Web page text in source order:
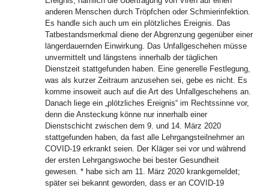
anderen Menschen durch Tröpfchen oder Schmierinfektion.
Es handle sich auch um ein plötzliches Ereignis. Das
Tatbestandsmerkmal diene der Abgrenzung gegenüber einer
längerdauernden Einwirkung. Das Unfallgeschehen müsse
unvermittelt und längstens innerhalb der täglichen
Dienstzeit stattgefunden haben. Eine generelle Festlegung,
was als kurzer Zeitraum anzusehen sei, gebe es nicht. Es
komme insoweit auch auf die Art des Unfallgeschehens an.
Danach liege ein „plötzliches Ereignis“ im Rechtssinne vor,
denn die Ansteckung könne nur innerhalb einer
Dienstschicht zwischen dem 9. und 14. März 2020
stattgefunden haben, da fast alle Lehrgangsteilnehmer an
COVID-19 erkrankt seien. Der Kläger sei vor und während
der ersten Lehrgangswoche bei bester Gesundheit
gewesen. * habe sich am 11. März 2020 krankgemeldet;
später sei bekannt geworden, dass er an COVID-19